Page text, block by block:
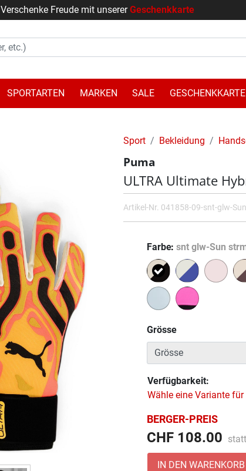
Verschenke Freude mit unsererGeschenkkarte
SPORTARTEN MARKEN SALE GESCHENKKARTE
Sport Bekleidung
Puma
ULTRA Ultimate
Artikel-Nr. 041858-09-snt-glw-
Farbe snt glw-Sun
Ausgewählt
Grösse
Verfügbarkeit:
Wähle eine Variante
BERGER-PREIS
CHF 108.00
IN DEN WARENKORB